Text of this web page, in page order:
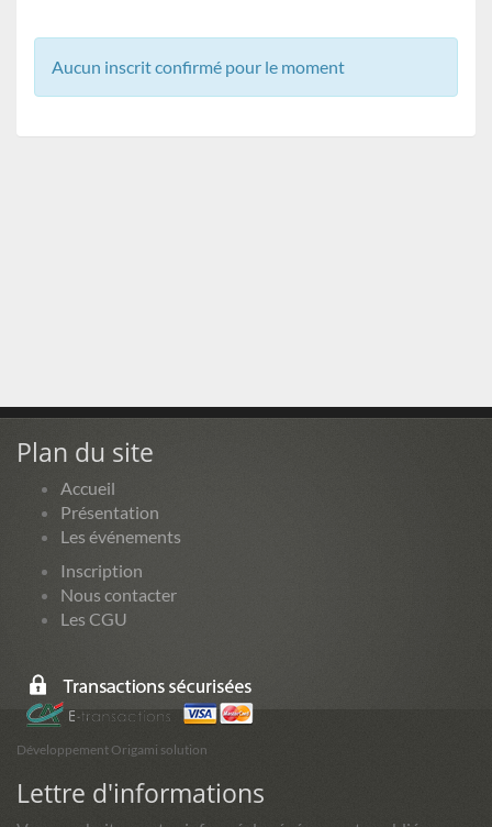
Aucun inscrit confirmé pour le moment
Plan du site
Accueil
Présentation
Les événements
Inscription
Nous contacter
Les CGU
Développement Origami solution
Lettre d'informations